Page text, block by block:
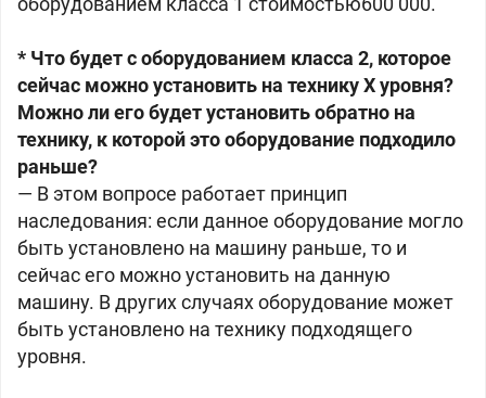
* Что будет с оборудованием класса 2, которое
сейчас можно установить на технику X уровня?
Можно ли его будет установить обратно на
технику, к которой это оборудование подходило
раньше?
— В этом вопросе работает принцип
наследования: если данное оборудование могло
быть установлено на машину раньше, то и
сейчас его можно установить на данную
машину. В других случаях оборудование может
быть установлено на технику подходящего
уровня.